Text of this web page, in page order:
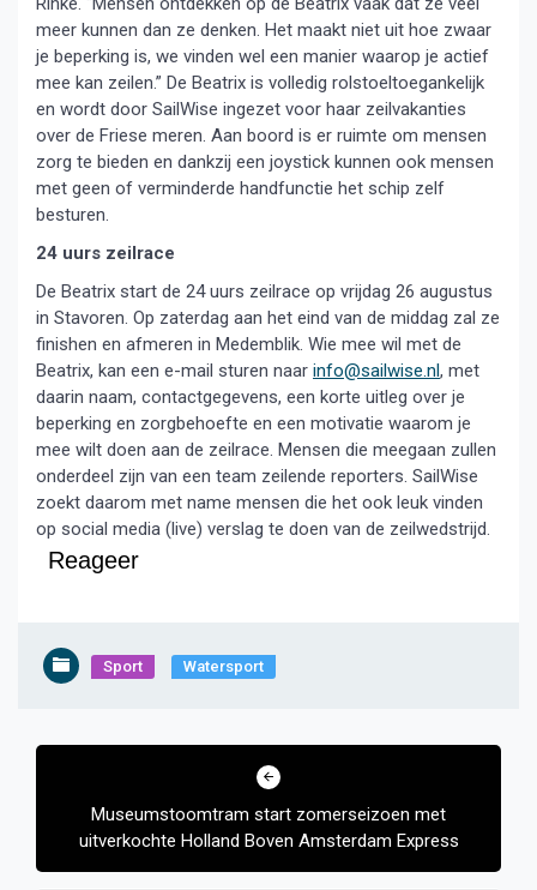
meer kunnen dan ze denken. Het maakt niet uit hoe zwaar
je beperking is, we vinden wel een manier waarop je actief
mee kan zeilen.” De Beatrix is volledig rolstoeltoegankelijk
en wordt door SailWise ingezet voor haar zeilvakanties
over de Friese meren. Aan boord is er ruimte om mensen
zorg te bieden en dankzij een joystick kunnen ook mensen
met geen of verminderde handfunctie het schip zelf
besturen.
24 uurs zeilrace
De Beatrix start de 24 uurs zeilrace op vrijdag 26 augustus
in Stavoren. Op zaterdag aan het eind van de middag zal ze
finishen en afmeren in Medemblik. Wie mee wil met de
Beatrix, kan een e-mail sturen naar info@sailwise.nl, met
daarin naam, contactgegevens, een korte uitleg over je
beperking en zorgbehoefte en een motivatie waarom je
mee wilt doen aan de zeilrace. Mensen die meegaan zullen
onderdeel zijn van een team zeilende reporters. SailWise
zoekt daarom met name mensen die het ook leuk vinden
op social media (live) verslag te doen van de zeilwedstrijd.
Reageer
Sport Watersport
Bericht
Museumstoomtram start zomerseizoen met
uitverkochte Holland Boven Amsterdam Express